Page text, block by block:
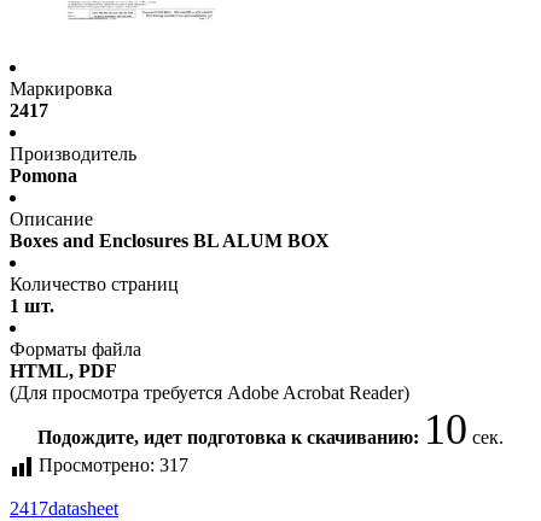
Маркировка
2417
Производитель
Pomona
Описание
Boxes and Enclosures BL ALUM BOX
Количество страниц
1 шт.
Форматы файла
HTML, PDF
(Для просмотра требуется Adobe Acrobat Reader)
Подождите, идет подготовка к скачиванию: 10 сек.
Просмотрено: 317
2417datasheet